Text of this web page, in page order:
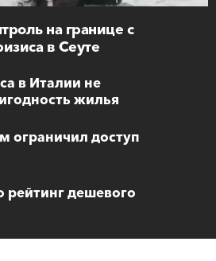
на границе с
в Сеуте
в Италии не
жилья
ограничил доступ
рейтинг дешевого